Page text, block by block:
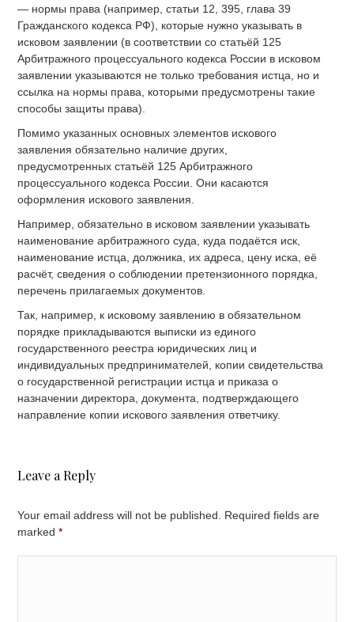
— нормы права (например, статьи 12, 395, глава 39
Гражданского кодекса РФ), которые нужно указывать в
исковом заявлении (в соответствии со статьёй 125
Арбитражного процессуального кодекса России в исковом
заявлении указываются не только требования истца, но и
ссылка на нормы права, которыми предусмотрены такие
способы защиты права).
Помимо указанных основных элементов искового
заявления обязательно наличие других,
предусмотренных статьёй 125 Арбитражного
процессуального кодекса России. Они касаются
оформления искового заявления.
Например, обязательно в исковом заявлении указывать
наименование арбитражного суда, куда подаётся иск,
наименование истца, должника, их адреса, цену иска, её
расчёт, сведения о соблюдении претензионного порядка,
перечень прилагаемых документов.
Так, например, к исковому заявлению в обязательном
порядке прикладываются выписки из единого
государственного реестра юридических лиц и
индивидуальных предпринимателей, копии свидетельства
о государственной регистрации истца и приказа о
назначении директора, документа, подтверждающего
направление копии искового заявления ответчику.
Leave a Reply
Your email address will not be published. Required fields are
marked*